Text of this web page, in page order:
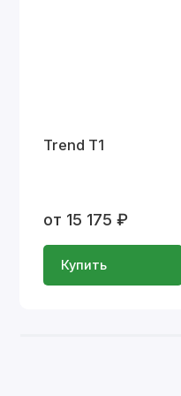
Trend T1
от 15 175 ₽
Купить